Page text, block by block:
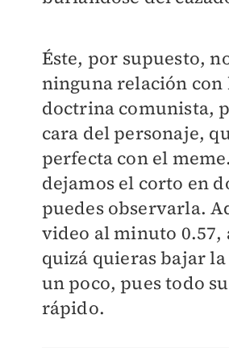
Éste, por supuesto,
ninguna relación con
doctrina comunista,
cara del personaje,
perfecta con el
dejamos el corto en
puedes observarla.
video al minuto 0.57,
quizá quieras bajar
un poco, pues todo
rápido.